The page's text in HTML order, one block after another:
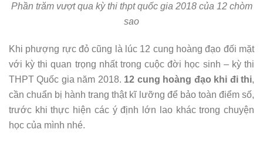
Phần trăm vượt qua kỳ thi thpt quốc gia 2018 của 12 chòm
sao
Khi phượng rực đỏ cũng là lúc 12 cung hoàng đạo đối mặt
với kỳ thi quan trọng nhất trong cuộc đời học sinh – kỳ thi
THPT Quốc gia năm 2018. 12 cung hoàng đạo khi đi thi,
cần chuẩn bị hành trang thật kĩ lưỡng để bảo toàn điểm số,
trước khi thực hiện các ý định lớn lao khác trong chuyện
học của mình nhé.